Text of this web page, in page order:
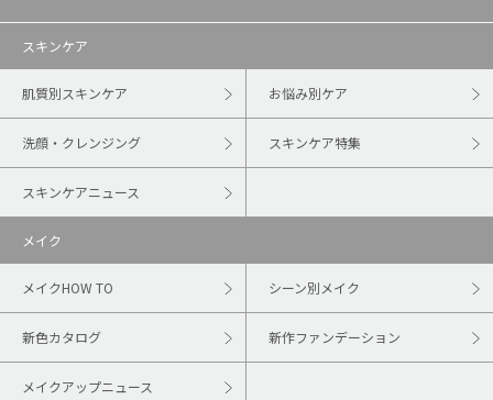
スキンケア
肌質別スキンケア お悩み別ケア
洗顔・クレンジング スキンケア特集
スキンケアニュース
メイク
メイクHOW TO シーン別メイク
新色カタログ 新作ファンデーション
メイクアップニュース